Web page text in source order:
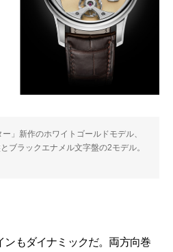
」新作のホワイトゴールドモデル、
ブラックエナメル文字盤の2モデル。
もダイナミックだ。両方向巻